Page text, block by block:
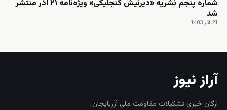
شماره پنجم نشریه «دیرنیش گنجلیگی» ویژه‌نامه ۲۱ آذر منتشر
شد
21 آذر 1403
آراز نیوز
ارگان خبری تشکیلات مقاومت ملی آزربایجان